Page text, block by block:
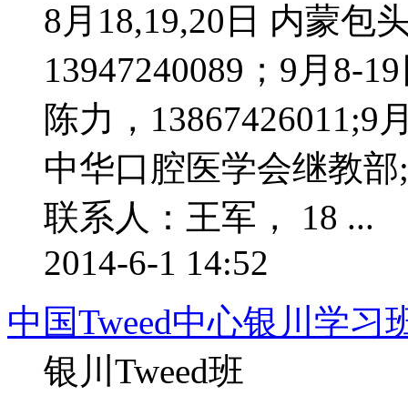
8月18,19,20日 内蒙包
13947240089；9月8-
陈力，13867426011;9
中华口腔医学会继教
联系人：王军， 18 ...
2014-6-1 14:52
中国Tweed中心银川学习
银川Tweed班